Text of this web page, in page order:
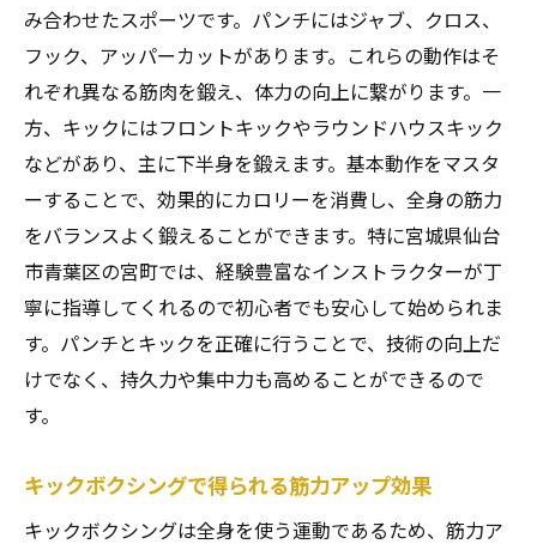
み合わせたスポーツです。パンチにはジャブ、クロス、
フック、アッパーカットがあります。これらの動作はそ
れぞれ異なる筋肉を鍛え、体力の向上に繋がります。一
方、キックにはフロントキックやラウンドハウスキック
などがあり、主に下半身を鍛えます。基本動作をマスタ
ーすることで、効果的にカロリーを消費し、全身の筋力
をバランスよく鍛えることができます。特に宮城県仙台
市青葉区の宮町では、経験豊富なインストラクターが丁
寧に指導してくれるので初心者でも安心して始められま
す。パンチとキックを正確に行うことで、技術の向上だ
けでなく、持久力や集中力も高めることができるので
す。
キックボクシングで得られる筋力アップ効果
キックボクシングは全身を使う運動であるため、筋力ア